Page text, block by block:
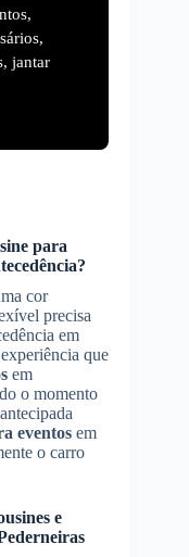
jantar
para
cor
precisa
em
que
em
o momento
eventos em
o carro
e